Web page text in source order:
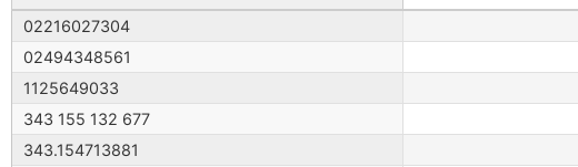
02216027304
02494348561
1125649033
343 155 132 677
343.154713881